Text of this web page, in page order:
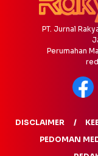
PT. Jurnal
Perumahan
DISCLAIMER
PEDOMAN